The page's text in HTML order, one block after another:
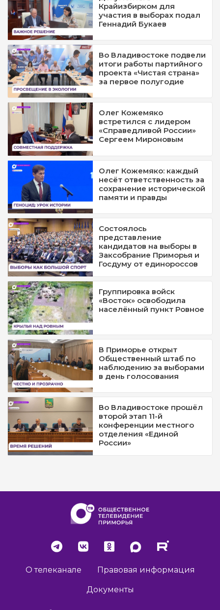
Крайизбирком для
участия в выборах подал
Геннадий Букаев
Во Владивостоке подвели
итоги работы партийного
проекта «Чистая страна»
за первое полугодие
Олег Кожемяко
встретился с лидером
«Справедливой России»
Сергеем Мироновым
Олег Кожемяко: каждый
несёт ответственность за
сохранение исторической
памяти и правды
Состоялось
представление
кандидатов на выборы в
Заксобрание Приморья и
Госдуму от единороссов
Группировка войск
«Восток» освободила
населённый пункт Ровное
В Приморье открыт
Общественный штаб по
наблюдению за выборами
в день голосования
Во Владивостоке прошёл
второй этап 11-й
конференции местного
отделения «Единой
России»
О телеканале Правовая информация
Документы